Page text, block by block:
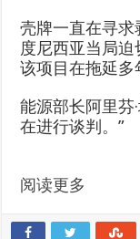
壳牌一直在寻求
度尼西亚当局
该项目在拖延多
能源部长阿里芬
在进行谈判。”
阅读更多